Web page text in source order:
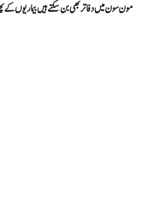
مون سون میں دفاتر بھی بن سکتے ہیں بیماریوں کے